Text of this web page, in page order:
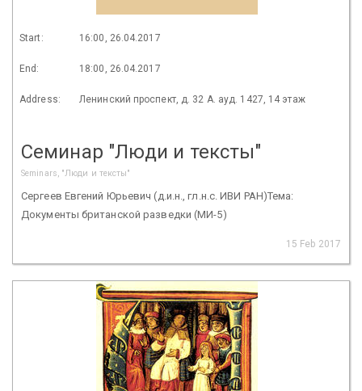
Start: 16:00, 26.04.2017
End: 18:00, 26.04.2017
Address: Ленинский проспект, д. 32 А. ауд. 1427, 14 этаж
Семинар "Люди и тексты"
Seminars, "Люди и тексты"
Сергеев Евгений Юрьевич (д.и.н., гл.н.с. ИВИ РАН)Тема:
Документы британской разведки (МИ-5)
15 Feb 2017